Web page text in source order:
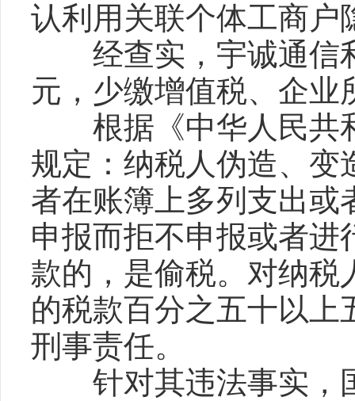
认利用关联个体工商户
经查实，宇诚通信利
元，少缴增值税、企业
根据《中华人民共和
规定：纳税人伪造、变
者在账簿上多列支出或
申报而拒不申报或者进
款的，是偷税。对纳税
的税款百分之五十以上
刑事责任。
针对其违法事实，国